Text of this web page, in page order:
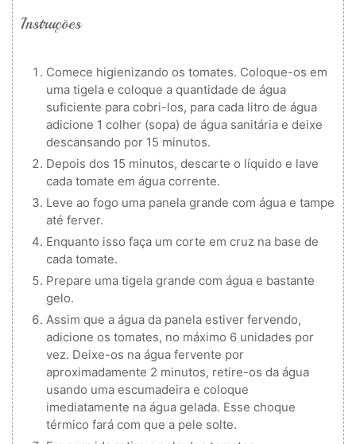
Instruções
Comece higienizando os tomates. Coloque-os em
uma tigela e coloque a quantidade de água
suficiente para cobri-los, para cada litro de água
adicione 1 colher (sopa) de água sanitária e deixe
descansando por 15 minutos.
Depois dos 15 minutos, descarte o líquido e lave
cada tomate em água corrente.
Leve ao fogo uma panela grande com água e tampe
até ferver.
Enquanto isso faça um corte em cruz na base de
cada tomate.
Prepare uma tigela grande com água e bastante
gelo.
Assim que a água da panela estiver fervendo,
adicione os tomates, no máximo 6 unidades por
vez. Deixe-os na água fervente por
aproximadamente 2 minutos, retire-os da água
usando uma escumadeira e coloque
imediatamente na água gelada. Esse choque
térmico fará com que a pele solte.